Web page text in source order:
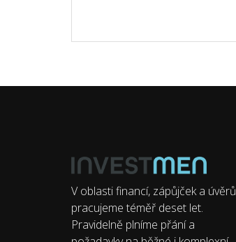
V oblasti financí, zápůjček a úvěrů
pracujeme téměř deset let.
Pravidelně plníme přání a